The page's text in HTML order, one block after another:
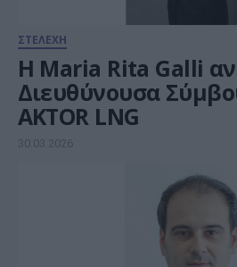
ΣΤΕΛΕΧΗ
H Maria Rita Galli
Διευθύνουσα
AKTOR LNG
30.03.2026